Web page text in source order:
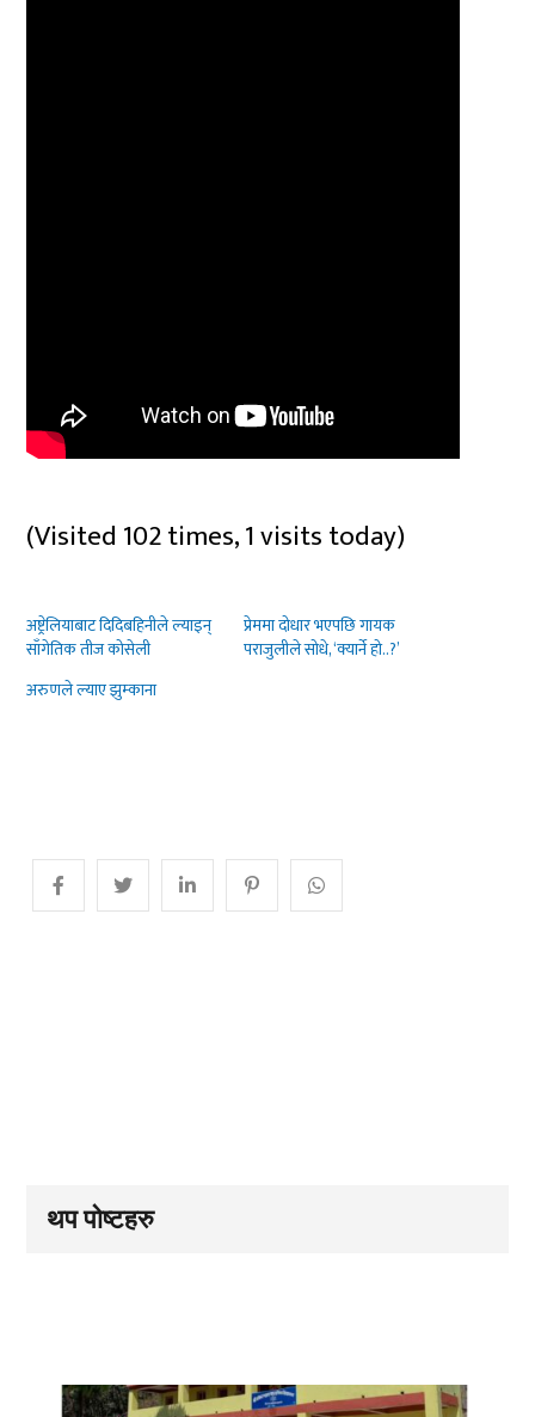
(Visited 102 times, 1 visits today)
अष्ट्रेलियाबाट दिदिबहिनीले ल्याइन्
साँगेतिक तीज कोसेली
प्रेममा दोधार भएपछि गायक
पराजुलीले सोधे, ‘क्यार्ने हो..?’
अरुणले ल्याए झुम्काना
थप पोष्टहरु